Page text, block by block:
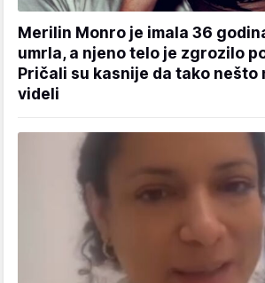
Merilin Monro je imala 36
umrla, a njeno telo je zgrozilo
Pričali su kasnije da tako nešto
videli